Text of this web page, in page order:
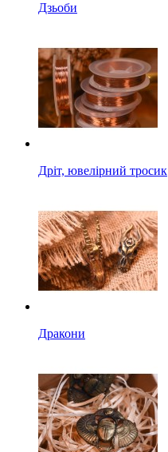
Дзьоби
Дріт, ювелірний тросик
Дракони